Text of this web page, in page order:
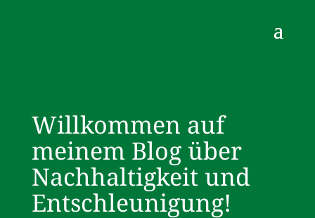
Willkommen auf
meinem Blog über
Nachhaltigkeit und
Entschleunigung!